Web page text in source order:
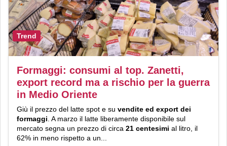
Trend
Formaggi: consumi al top. Zanetti,
export record ma a rischio per la guerra
in Medio Oriente
Giù il prezzo del latte spot e su vendite ed export dei
formaggi . A marzo il latte liberamente disponibile sul
mercato segna un prezzo di circa 21 centesimi al litro, il
62% in meno rispetto a un...